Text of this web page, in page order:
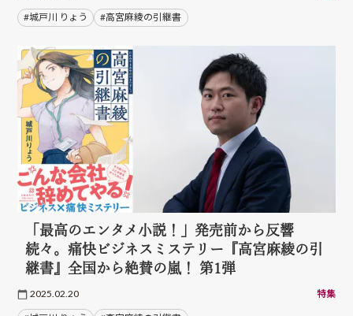
#城戸川 りょう #高宮麻綾の引継書
「最高のエンタメ小説！」発売前から反響
続々。痛快ビジネスミステリー『高宮麻綾の引
継書』全国から絶賛の嵐！ 第1弾
2025.02.20 特集